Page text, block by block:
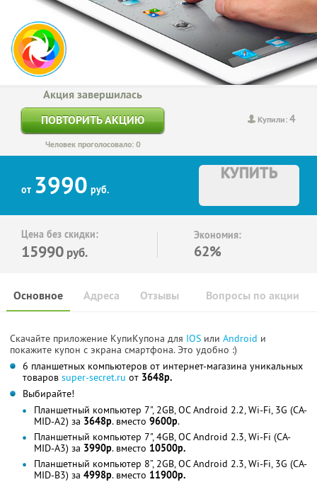
Купили:4
Акция завершилась
ПОВТОРИТЬ АКЦИЮ
Человек проголосовало: 0
от 3990 руб.
КУПИТЬ
Цена без скидки:
15990 руб.
Экономия:
62%
Основное Отзывы Вопросы по акции
Адреса
Скачайте приложение КупиКупона для IOS или Android и
покажите купон с экрана смартфона. Это удобно :)
6 планшетных компьютеров от интернет-магазина уникальных
товаров super-secret.ru от 3648р.
Выбирайте!
Планшетный компьютер 7", 2GB, ОС Android 2.2, Wi-Fi, 3G (CA-
MID-A2) за 3648р. вместо 9600р.
Планшетный компьютер 7", 4GB, ОС Android 2.3, Wi-Fi (CA-
MID-A3) за 3990р. вместо 10500р.
Планшетный компьютер 8”, 2GB, ОС Android 2.3, Wi-Fi, 3G (CA-
MID-B3) за 4998р. вместо 11900р.